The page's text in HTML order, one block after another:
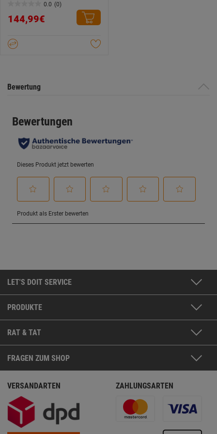
0.0 (0)
von
Sternen.
144,99€
Bewertung
LET'S DOIT SERVICE
PRODUKTE
RAT & TAT
FRAGEN ZUM SHOP
VERSANDARTEN ZAHLUNGSARTEN